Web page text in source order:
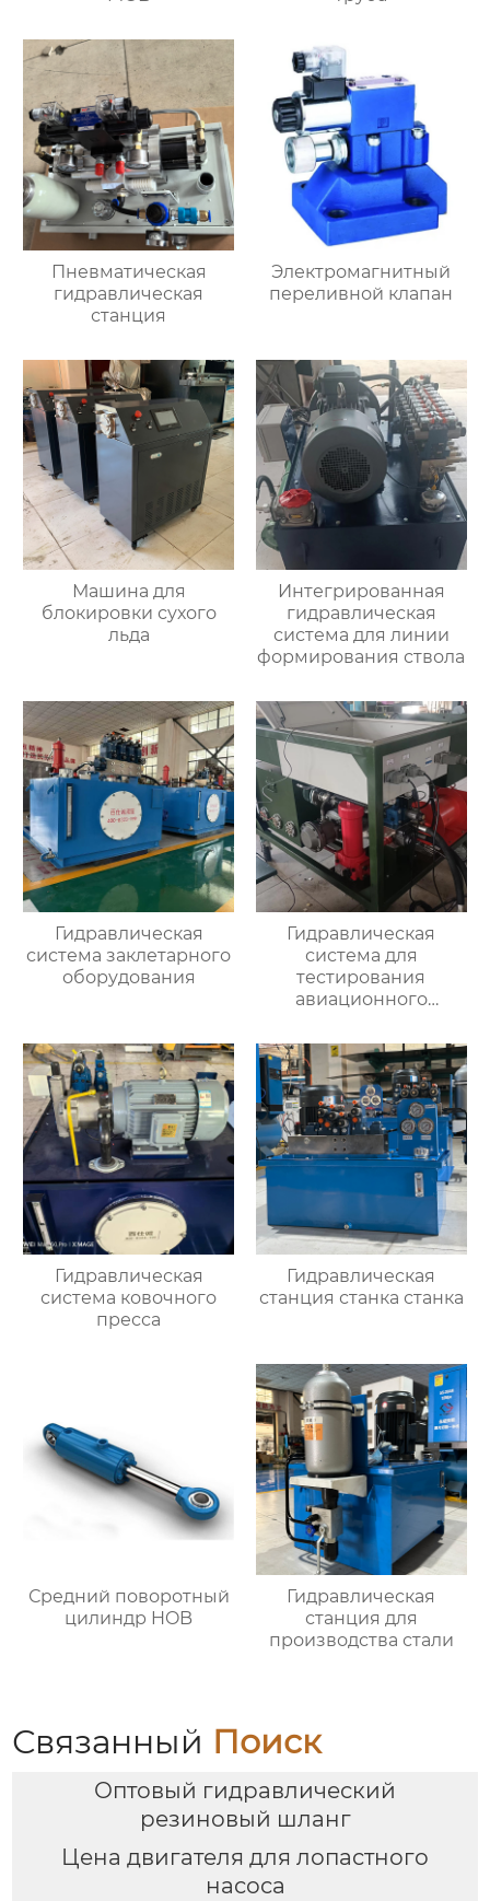
Пневматическая
гидравлическая
станция
Электромагнитный
переливной клапан
Машина для
блокировки сухого
льда
Интегрированная
гидравлическая
система для линии
формирования ствола
Гидравлическая
система заклетарного
оборудования
Гидравлическая
система для
тестирования
авиационного
Гидравлическая
система ковочного
пресса
Гидравлическая
станция станка станка
Средний поворотный
цилиндр HOB
Гидравлическая
станция для
производства стали
Связанный Поиск
Оптовый гидравлический
резиновый шланг
Цена двигателя для лопастного
насоса